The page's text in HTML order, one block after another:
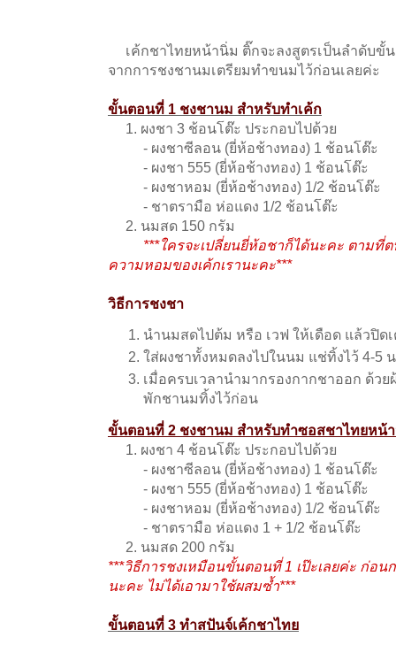
เค้กชาไทยหน้านิ่ม ติ๊กจะลงสูตรเป็นลำดับขั้
จากการชงชานมเตรียมทำขนมไว้ก่อนเลยค่ะ
ขั้นตอนที่ 1 ชงชานม สำหรับทำเค้ก
1. ผงชา 3 ช้อนโต๊ะ ประกอบไปด้วย
- ผงชาซีลอน (ยี่ห้อช้างทอง) 1 ช้อนโต๊ะ
- ผงชา 555 (ยี่ห้อช้างทอง) 1 ช้อนโต๊ะ
- ผงชาหอม (ยี่ห้อช้างทอง) 1/2 ช้อนโต๊ะ
- ชาตรามือ ห่อแดง 1/2 ช้อนโต๊ะ
2. นมสด 150 กรัม
***ใครจะเปลี่ยนยี่ห้อชาก็ได้นะคะ ตามที่
ความหอมของเค้กเรานะคะ***
วิธีการชงชา
นำนมสดไปต้ม หรือ เวฟ ให้เดือด แล้วปิด
ใส่ผงชาทั้งหมดลงไปในนม แช่ทิ้งไว้ 4-5
เมื่อครบเวลานำมากรองกากชาออก ด้ว
พักชานมทิ้งไว้ก่อน
ขั้นตอนที่ 2 ชงชานม สำหรับทำซอสชาไทยหน้
1. ผงชา 4 ช้อนโต๊ะ ประกอบไปด้วย
- ผงชาซีลอน (ยี่ห้อช้างทอง) 1 ช้อนโต๊ะ
- ผงชา 555 (ยี่ห้อช้างทอง) 1 ช้อนโต๊ะ
- ผงชาหอม (ยี่ห้อช้างทอง) 1/2 ช้อนโต๊ะ
- ชาตรามือ ห่อแดง 1 + 1/2 ช้อนโต๊ะ
2. นมสด 200 กรัม
***วิธีการชงเหมือนขั้นตอนที่ 1 เป๊ะเลยค่ะ ก่อน
นะคะ ไม่ได้เอามาใช้ผสมซ้ำ***
ขั้นตอนที่ 3 ทำสปันจ์เค้กชาไทย